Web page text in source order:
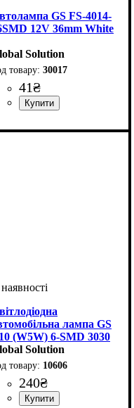
GS FS-4014-
12V 36mm White
Solution
30017
41₴
салону
лампа GS
(W5W) 6-SMD 3030
CREE
12-24V White
Solution
10606
240₴